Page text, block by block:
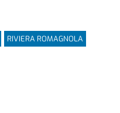
RIVIERA ROMAGNOLA